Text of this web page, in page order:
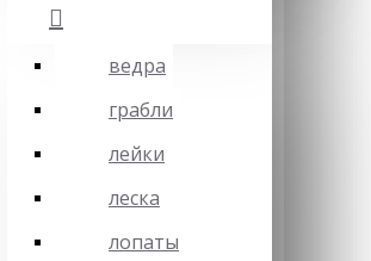
ведра
грабли
лейки
леска
лопаты